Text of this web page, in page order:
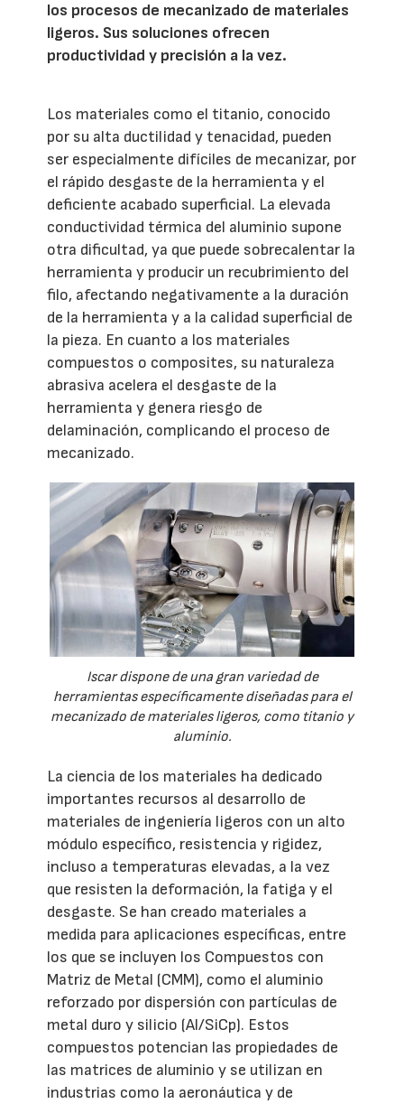
los procesos de mecanizado de materiales
ligeros. Sus soluciones ofrecen
productividad y precisión a la vez.
Los materiales como el titanio, conocido
por su alta ductilidad y tenacidad, pueden
ser especialmente difíciles de mecanizar, por
el rápido desgaste de la herramienta y el
deficiente acabado superficial. La elevada
conductividad térmica del aluminio supone
otra dificultad, ya que puede sobrecalentar la
herramienta y producir un recubrimiento del
filo, afectando negativamente a la duración
de la herramienta y a la calidad superficial de
la pieza. En cuanto a los materiales
compuestos o composites, su naturaleza
abrasiva acelera el desgaste de la
herramienta y genera riesgo de
delaminación, complicando el proceso de
mecanizado.
Iscar dispone de una gran variedad de
herramientas específicamente diseñadas para el
mecanizado de materiales ligeros, como titanio y
aluminio.
La ciencia de los materiales ha dedicado
importantes recursos al desarrollo de
materiales de ingeniería ligeros con un alto
módulo específico, resistencia y rigidez,
incluso a temperaturas elevadas, a la vez
que resisten la deformación, la fatiga y el
desgaste. Se han creado materiales a
medida para aplicaciones específicas, entre
los que se incluyen los Compuestos con
Matriz de Metal (CMM), como el aluminio
reforzado por dispersión con partículas de
metal duro y silicio (Al/SiCp). Estos
compuestos potencian las propiedades de
las matrices de aluminio y se utilizan en
industrias como la aeronáutica y de